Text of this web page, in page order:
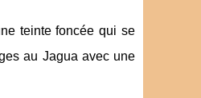
teinte foncée qui se
au Jagua avec une